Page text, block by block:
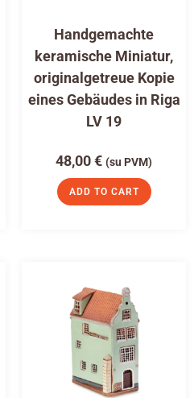
Handgemachte
keramische Miniatur,
originalgetreue Kopie
eines Gebäudes in Riga
LV 19
48,00€ (su PVM)
ADD TO CART